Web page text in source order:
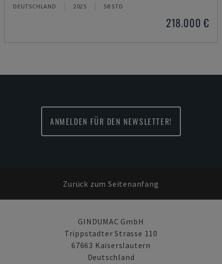
DEUTSCHLAND 2025 58 STD
218.000 €
ANMELDEN FÜR DEN NEWSLETTER!
Zurück zum Seitenanfang
GINDUMAC GmbH
Trippstadter Strasse 110
67663 Kaiserslautern
Deutschland